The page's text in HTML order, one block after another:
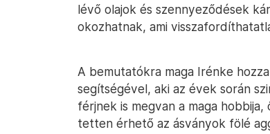
lévő olajok és szennyeződések
okozhatnak, ami
A bemutatókra maga Irénke
segítségével, aki az évek során
férjnek is megvan a maga
tetten érhető az ásványok fölé